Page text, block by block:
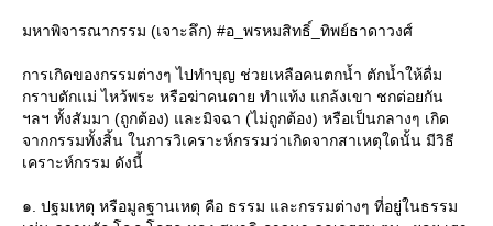
มหาพิจารณากรรม (เจาะลึก) #อ_พรหมสิทธิ์_ทิพย์ธาดาวงศ์
การเกิดของกรรมต่างๆ ไปทำบุญ ช่วยเหลือคนตกน้ำ ตักน้ำให้ดื่ม
กราบตักแม่ ไหว้พระ หรือฆ่าคนตาย ทำแท้ง แกล้งเขา ชกต่อยกัน
ฯลฯ ทั้งสัมมา (ถูกต้อง) และมิจฉา (ไม่ถูกต้อง) หรือเป็นกลางๆ เกิด
จากกรรมทั้งสิ้น ในการวิเคราะห์กรรมว่าเกิดจากสาเหตุใดนั้น มีวิธี
เคราะห์กรรม ดังนี้
๑. ปฐมเหตุ หรือมูลฐานเหตุ คือ ธรรม และกรรมต่างๆ ที่อยู่ในธรรม